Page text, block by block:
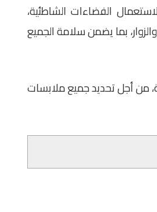
الفضاءات الشاطئية،
بما يضمن سلامة الجميع
من أجل تحديد جميع ملابسات